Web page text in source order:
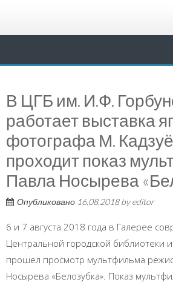
В ЦГБ им. И.Ф.
работает выставка
фотографа М.
проходит показ
Павла Носырева
Опубликовано 16.08.2018byeditor
6 и 7 августа 2018 года в Галерее
Центральной городской библиотеки
прошел просмотр мультфильма
Носырева «Белозубка». Показ